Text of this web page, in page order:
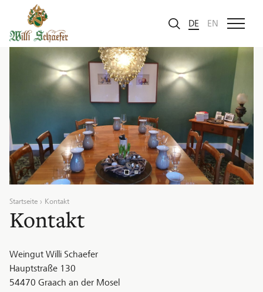
DE
EN
Startseite Kontakt
Kontakt
Weingut Willi Schaefer
Hauptstraße 130
54470 Graach an der Mosel